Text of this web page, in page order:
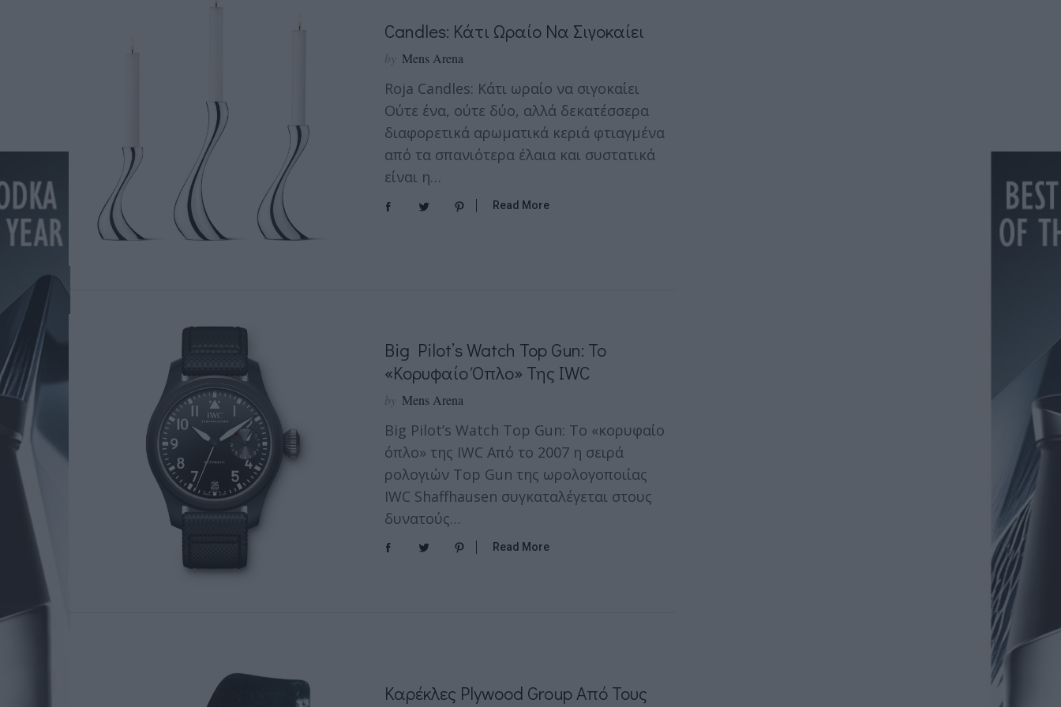
Candles: Κάτι Ωραίο Να Σιγοκαίει
by Mens Arena
Roja Candles: Κάτι ωραίο να σιγοκαίει
Ούτε ένα, ούτε δύο, αλλά δεκατέσσερα
διαφορετικά αρωματικά κεριά φτιαγμένα
από τα σπανιότερα έλαια και συστατικά
είναι η…
Read More
Big Pilot’s Watch Top Gun: Το
«κορυφαίο Όπλο» Της IWC
by Mens Arena
Big Pilot’s Watch Top Gun: Το «κορυφαίο
όπλο» της IWC Από το 2007 η σειρά
ρολογιών Top Gun της ωρολογοποιίας
IWC Shaffhausen συγκαταλέγεται στους
δυνατούς…
Read More
Kαρέκλες Plywood Group Από Τους